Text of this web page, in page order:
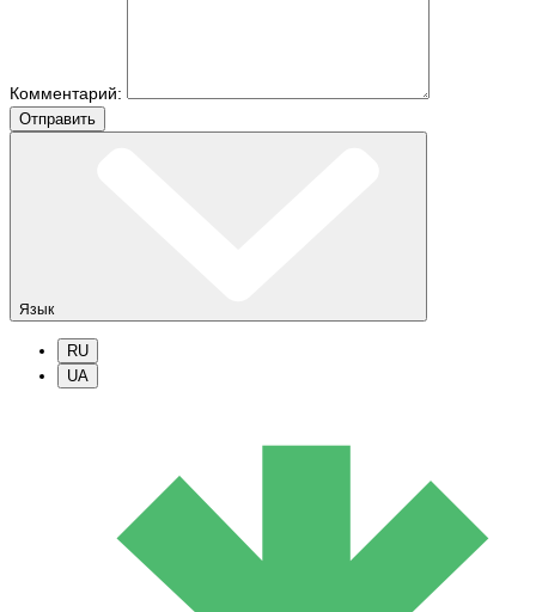
Комментарий:
Отправить
Язык
RU
UA